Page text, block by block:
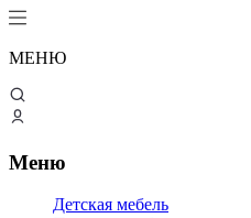
МЕНЮ
Меню
Детская мебель